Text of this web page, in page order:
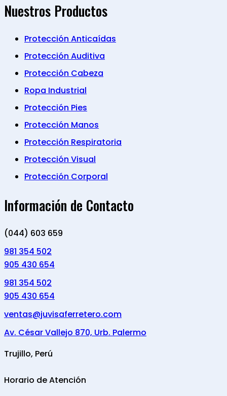
Nuestros Productos
Protección Anticaídas
Protección Auditiva
Protección Cabeza
Ropa Industrial
Protección Pies
Protección Manos
Protección Respiratoria
Protección Visual
Protección Corporal
Información de Contacto
(044) 603 659
981 354 502
905 430 654
981 354 502
905 430 654
ventas@juvisaferretero.com
Av. César Vallejo 870, Urb. Palermo
Trujillo, Perú
Horario de Atención